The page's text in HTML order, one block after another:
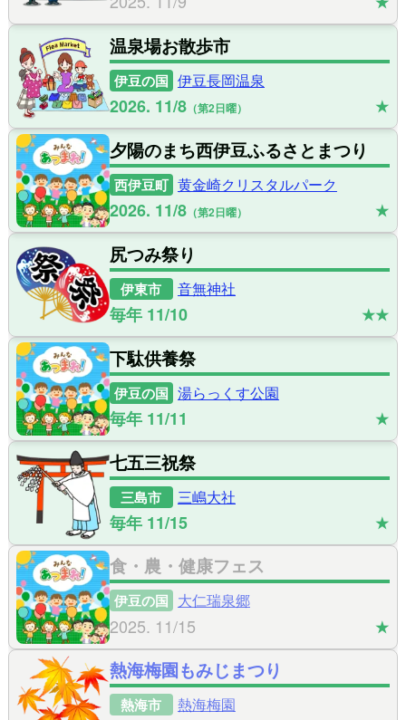
温泉場お散歩市
伊豆の国 伊豆長岡温泉
2026. 11/8 第2日曜 ★
夕陽のまち西伊豆ふるさとまつり
西伊豆町 黄金崎クリスタルパーク
2026. 11/8 第2日曜 ★
尻つみ祭り
伊東市 音無神社
毎年 11/10 ★★
下駄供養祭
伊豆の国 湯らっくす公園
毎年 11/11 ★
七五三祝祭
三島市 三嶋大社
毎年 11/15 ★
食・農・健康フェス
伊豆の国 大仁瑞泉郷
2025. 11/15 ★
熱海梅園もみじまつり
熱海市 熱海梅園